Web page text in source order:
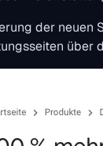
der neuen
über